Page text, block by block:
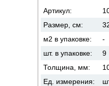
Артикул:
Размер, см:
м2 в упаковке:
-
шт. в упаковке:
9
Толщина, мм:
Ед. измерения: